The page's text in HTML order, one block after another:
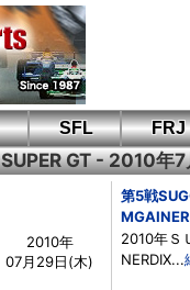
SFL FRJ
SUPER GT - 2010年7
2010年
07月29日(木)
第5戦
2010年Ｓ
NERDIX...